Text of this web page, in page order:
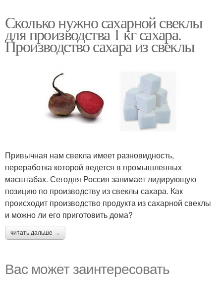
Сколько нужно сахарной свеклы
для производства 1 кг сахара.
Производство сахара из свеклы
Привычная нам свекла имеет разновидность,
переработка которой ведется в промышленных
масштабах. Сегодня Россия занимает лидирующую
позицию по производству из свеклы сахара. Как
происходит производство продукта из сахарной свеклы
и можно ли его приготовить дома?
читать дальше →
Вас может заинтересовать